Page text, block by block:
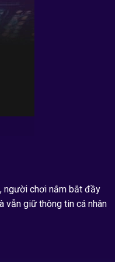
, người chơi nắm bắt đầy
vẫn giữ thông tin cá nhân